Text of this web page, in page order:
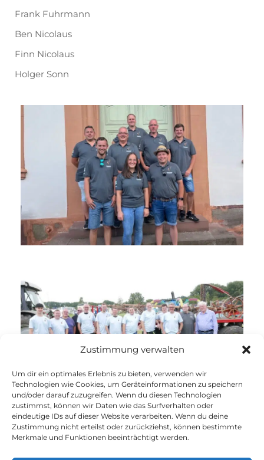
Zustimmung verwalten
Um dir ein optimales Erlebnis zu bieten, verwenden wir
Technologien wie Cookies, um Geräteinformationen zu speichern
und/oder darauf zuzugreifen. Wenn du diesen Technologien
zustimmst, können wir Daten wie das Surfverhalten oder
eindeutige IDs auf dieser Website verarbeiten. Wenn du deine
Zustimmung nicht erteilst oder zurückziehst, können bestimmte
Merkmale und Funktionen beeinträchtigt werden.
Frank Fuhrmann
Ben Nicolaus
Finn Nicolaus
Holger Sonn